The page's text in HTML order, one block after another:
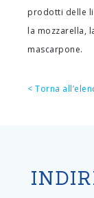
prodotti delle
la mozzarella,
mascarpone.
< Torna